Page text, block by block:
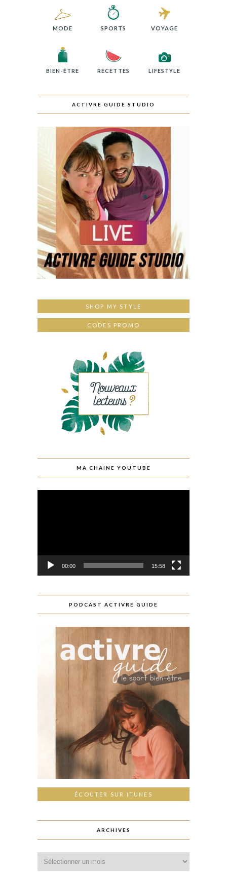
MODE SPORTS VOYAGE
BIEN-ÊTRE RECETTES LIFESTYLE
ACTIVRE GUIDE STUDIO
SHOP MY STYLE
CODES PROMO
MA CHAINE YOUTUBE
00:00 15:58
PODCAST ACTIVRE GUIDE
ÉCOUTER SUR ITUNES
ARCHIVES